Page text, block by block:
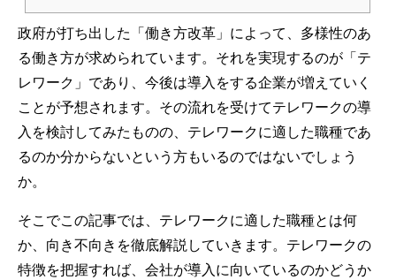
政府が打ち出した「働き方改革」によって、多様性のあ
る働き方が求められています。それを実現するのが「テ
レワーク」であり、今後は導入をする企業が増えていく
ことが予想されます。その流れを受けてテレワークの導
入を検討してみたものの、テレワークに適した職種であ
るのか分からないという方もいるのではないでしょう
か。
そこでこの記事では、テレワークに適した職種とは何
か、向き不向きを徹底解説していきます。テレワークの
特徴を把握すれば、会社が導入に向いているのかどうか